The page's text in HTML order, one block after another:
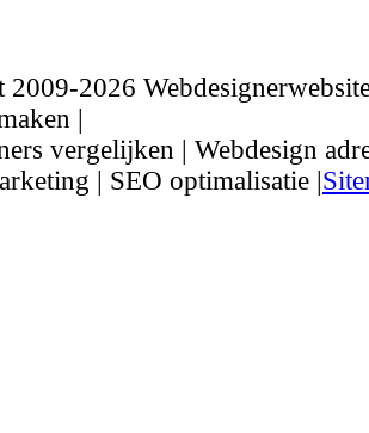
2009-2026
|
vergelijken | Webdesign
| SEO optimalisatie |